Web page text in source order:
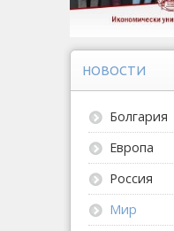
НОВОСТИ
Болгария
Европа
Россия
Мир